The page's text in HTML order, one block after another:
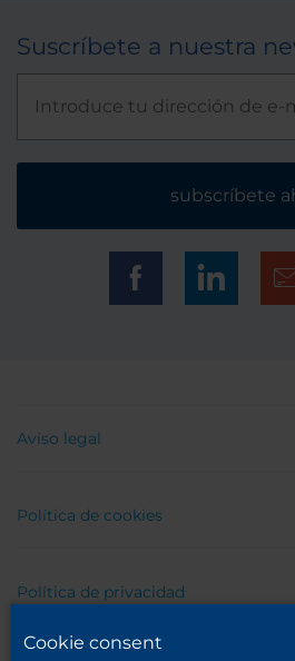
Suscríbete a nuestra
subscríbete
Aviso legal
Política de cookies
Política de privacidad
Cookie consent